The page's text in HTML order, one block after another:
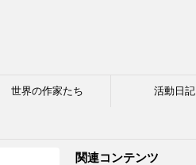
世界の作家たち 活動日記
関連コンテンツ